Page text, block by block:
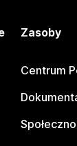
Zasoby
Centrum